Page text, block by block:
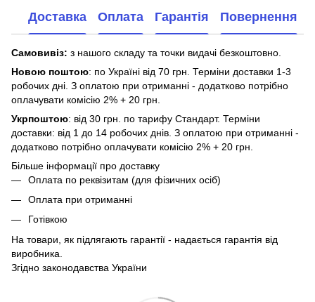
Доставка Оплата Гарантія Повернення
Самовивіз: з нашого складу та точки видачі безкоштовно.
Новою поштою: по Україні від 70 грн. Терміни доставки 1-3
робочих дні. З оплатою при отриманні - додатково потрібно
оплачувати комісію 2% + 20 грн.
Укрпоштою: від 30 грн. по тарифу Стандарт. Терміни
доставки: від 1 до 14 робочих днів. З оплатою при отриманні -
додатково потрібно оплачувати комісію 2% + 20 грн.
Більше інформації про доставку
Оплата по реквізитам (для фізичних осіб)
Оплата при отриманні
Готівкою
На товари, як підлягають гарантії - надається гарантія від
виробника.
Згідно законодавства України